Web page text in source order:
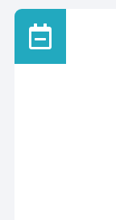
předním místě
republiky,
Rakousko-
politických